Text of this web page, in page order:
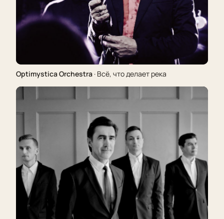
Optimystica Orchestra · Всё, что делает река